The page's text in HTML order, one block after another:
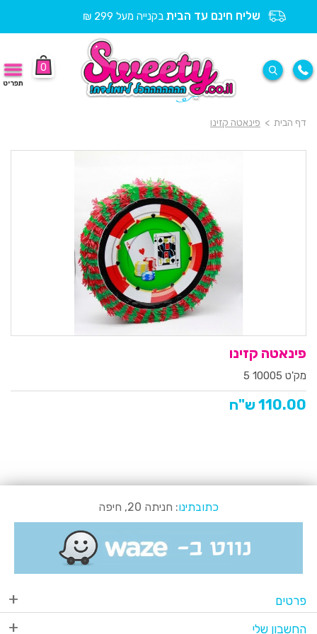
שליח חינם עד הבית בקנייה מעל 299 ₪
0
תפריט
דף הבית > פינאטה קזינו
פינאטה קזינו
מק'ט 10005 5
110.00 ש"ח
כתובתינו: חניתה 20, חיפה
פרטים
החשבון שלי